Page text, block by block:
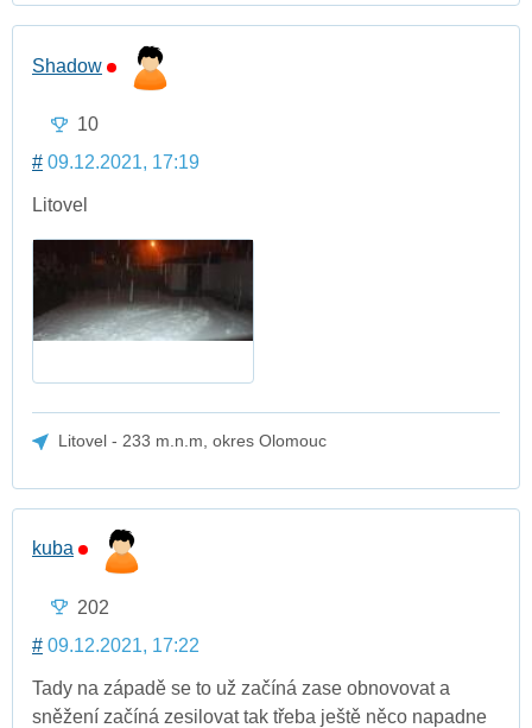
Shadow
10
# 09.12.2021, 17:19
Litovel
Litovel - 233 m.n.m, okres Olomouc
kuba
202
# 09.12.2021, 17:22
Tady na západě se to už začíná zase obnovovat a
sněžení začíná zesilovat tak třeba ještě něco napadne